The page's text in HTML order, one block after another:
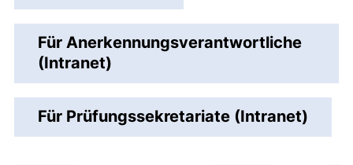
Für Anerkennungsverantwortliche
(Intranet)
Für Prüfungssekretariate (Intranet)